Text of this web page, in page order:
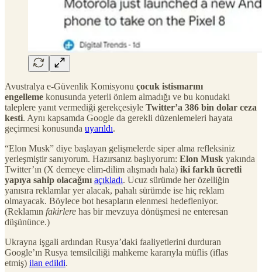
Avustralya e-Güvenlik Komisyonu çocuk istismarını
engelleme konusunda yeterli önlem almadığı ve bu konudaki
taleplere yanıt vermediği gerekçesiyle Twitter’a 386 bin dolar ceza
kesti. Aynı kapsamda Google da gerekli düzenlemeleri hayata
geçirmesi konusunda uyarıldı.
“Elon Musk” diye başlayan gelişmelerde siper alma refleksiniz
yerleşmiştir sanıyorum. Hazırsanız başlıyorum: Elon Musk yakında
Twitter’ın (X demeye elim-dilim alışmadı hala) iki farklı ücretli
yapıya sahip olacağını açıkladı. Ucuz sürümde her özelliğin
yanısıra reklamlar yer alacak, pahalı sürümde ise hiç reklam
olmayacak. Böylece bot hesapların elenmesi hedefleniyor.
(Reklamın fakirlere has bir mevzuya dönüşmesi ne enteresan
düşününce.)
Ukrayna işgali ardından Rusya’daki faaliyetlerini durduran
Google’ın Rusya temsilciliği mahkeme kararıyla müflis (iflas
etmiş) ilan edildi.